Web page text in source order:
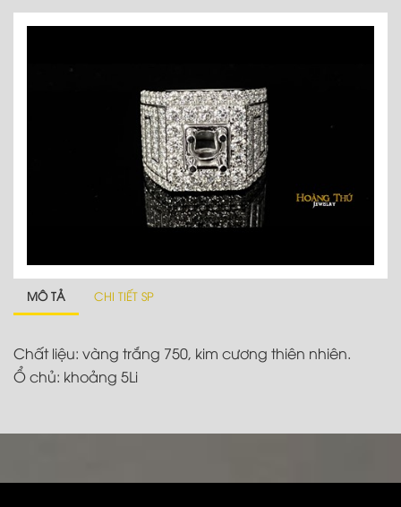
MÔ TẢ CHI TIẾT SP
Chất liệu: vàng trắng 750, kim cương thiên nhiên.
Ổ chủ: khoảng 5Li